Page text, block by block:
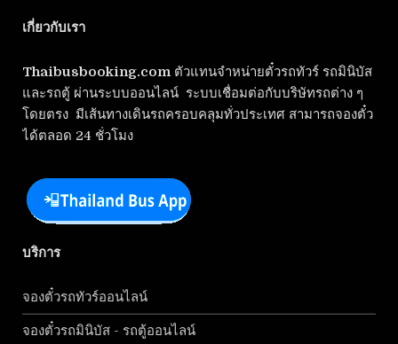
เกี่ยวกับเรา
Thaibusbooking.com ตัวแทนจำหน่ายตั๋วรถทัวร์ รถมินิบัส
และรถตู้ ผ่านระบบออนไลน์ ระบบเชื่อมต่อกับบริษัทรถต่าง ๆ
โดยตรง มีเส้นทางเดินรถครอบคลุมทั่วประเทศ สามารถจองตั๋ว
ได้ตลอด 24 ชั่วโมง
บริการ
จองตั๋วรถทัวร์ออนไลน์
จองตั๋วรถมินิบัส - รถตู้ออนไลน์